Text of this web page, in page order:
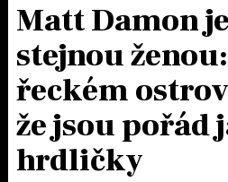
ČLÁNKY
AKTUÁLNĚ
HUDBA
ROZHOVORY
PODCASTY
JAK NALADIT
RÁDIO
Matt Damon
stejnou
řeckém
že jsou pořád
hrdličky